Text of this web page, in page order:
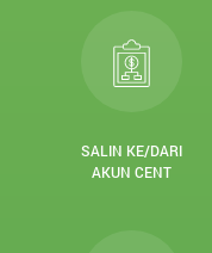
SALIN KE/DARI
AKUN CENT